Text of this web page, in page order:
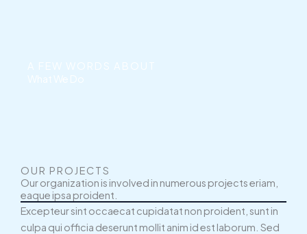
A FEW WORDS ABOUT
What We Do
OUR PROJECTS
Our organization is involved in numerous projects eriam,
eaque ipsa proident.
Excepteur sint occaecat cupidatat non proident, sunt in
culpa qui officia deserunt mollit anim id est laborum. Sed